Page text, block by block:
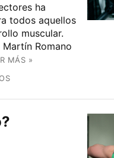
ha
todos aquellos
muscular.
Romano
MÁS »